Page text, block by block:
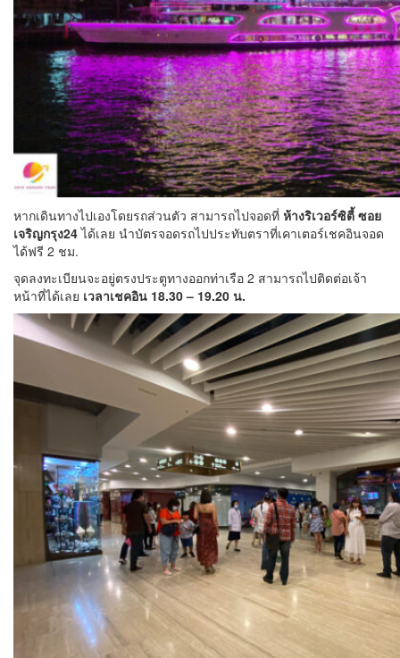
หากเดินทางไปเองโดยรถส่วนตัว สามารถไปจอดที่ ห้างริเวอร์ซิตี้ ซอย
เจริญกรุง24ได้เลย นำบัตรจอดรถไปประทับตราที่เคาเตอร์เชคอินจอด
ได้ฟรี 2 ชม.
จุดลงทะเบียนจะอยู่ตรงประตูทางออกท่าเรือ 2 สามารถไปติดต่อเจ้า
หน้าที่ได้เลย เวลาเชคอิน 18.30 – 19.20 น.